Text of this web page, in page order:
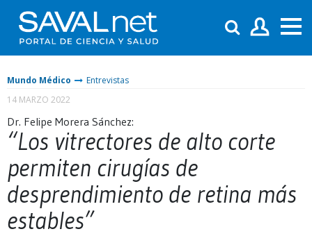
Mundo Médico
Entrevistas
14 MARZO 2022
Dr. Felipe Morera Sánchez:
“Los vitrectores de alto corte
permiten cirugías de
desprendimiento de retina más
estables”